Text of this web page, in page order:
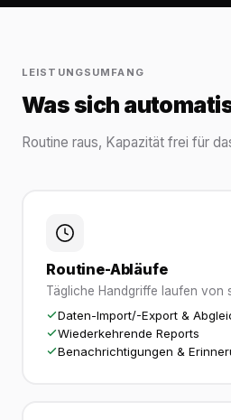
LEISTUNGSUMFANG
Was sich
Routine raus, Kapazität frei für
Routine-Abläufe
Tägliche Handgriffe laufen von
Daten-Import/-Export &
Wiederkehrende Reports
Benachrichtigungen &